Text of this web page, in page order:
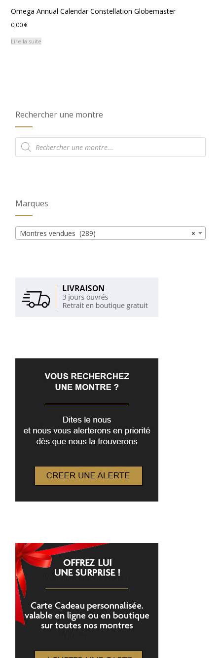
Omega Annual Calendar Constellation Globemaster
0,00€
Lire la suite
Rechercher une montre
Recherche
de
produits
Marques
×
Montres vendues (289)